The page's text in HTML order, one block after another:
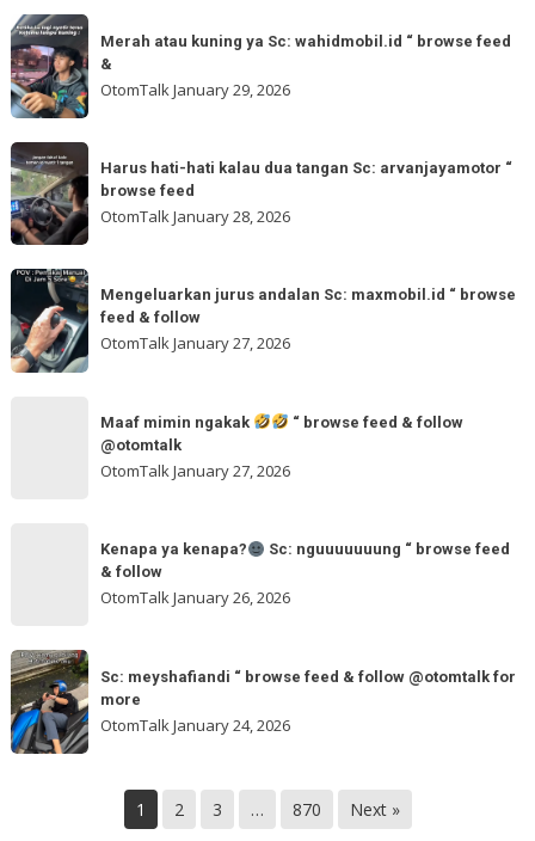
&
follow
otw
🌬
🌬
Sc:
“
browse
feed
Merah
atau
kuning
ya
Sc:
wahidmobil.id
“
browse
Merah atau kuning ya Sc: wahidmobil.id “ browse feed
&
OtomTalk January 29, 2026
Harus
hati-
hati
kalau
dua
tangan
Sc:
arvanjayamotor
Harus hati-hati kalau dua tangan Sc: arvanjayamotor “
browse feed
OtomTalkJanuary 28, 2026
Mengeluarkan
jurus
andalan
Sc:
Mengeluarkan jurus andalan Sc: maxmobil.id “ browse
feed & follow
OtomTalkJanuary 27, 2026
follow
@otomtalk
Maaf mimin ngakak
“ browse feed & follow
@otomtalk
OtomTalkJanuary 27, 2026
Sc:
nguuuuuuung
“
browse
Kenapa ya kenapa?
Sc: nguuuuuuung “ browse feed
& follow
OtomTalkJanuary 26, 2026
Sc:
meyshafiandi
“
browse
Sc: meyshafiandi “ browse feed & follow @otomtalk for
more
OtomTalkJanuary 24, 2026
1 2 3 … 870 Next »